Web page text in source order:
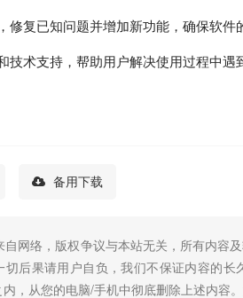
复已知问题并增加新功能，确保软件
术支持，帮助用户解决使用过程中遇
备用下载
网络，版权争议与本站无关，所有内容
后果请用户自负，我们不保证内容的
，从您的电脑/手机中彻底删除上述内容